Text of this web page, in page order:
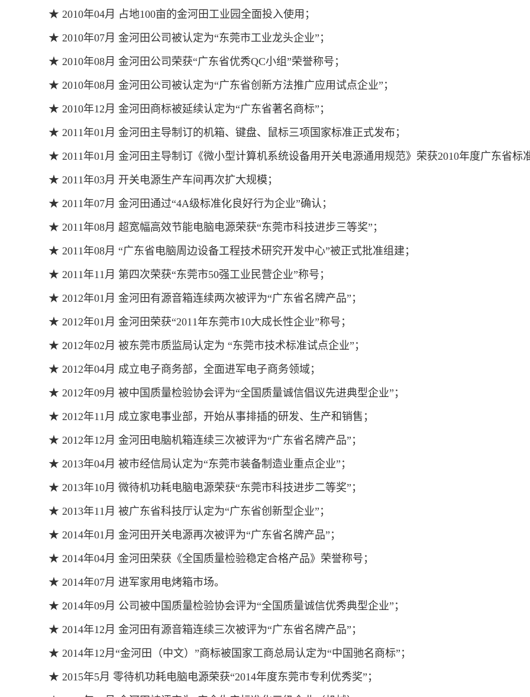
★ 2010年04月 占地100亩的金河田工业园全面投入使用；
★ 2010年07月 金河田公司被认定为“东莞市工业龙头企业”；
★ 2010年08月 金河田公司荣获“广东省优秀QC小组”荣誉称号；
★ 2010年08月 金河田公司被认定为“广东省创新方法推广应用试点企业”；
★ 2010年12月 金河田商标被延续认定为“广东省著名商标”；
★ 2011年01月 金河田主导制订的机箱、键盘、鼠标三项国家标准正式发布；
★ 2011年01月 金河田主导制订《微小型计算机系统设备用开关电源通用规范》荣获2010年度广东省标
★ 2011年03月 开关电源生产车间再次扩大规模；
★ 2011年07月 金河田通过“4A级标准化良好行为企业”确认；
★ 2011年08月 超宽幅高效节能电脑电源荣获“东莞市科技进步三等奖”；
★ 2011年08月 “广东省电脑周边设备工程技术研究开发中心”被正式批准组建；
★ 2011年11月 第四次荣获“东莞市50强工业民营企业”称号；
★ 2012年01月 金河田有源音箱连续两次被评为“广东省名牌产品”；
★ 2012年01月 金河田荣获“2011年东莞市10大成长性企业”称号；
★ 2012年02月 被东莞市质监局认定为 “东莞市技术标准试点企业”；
★ 2012年04月 成立电子商务部，全面进军电子商务领域；
★ 2012年09月 被中国质量检验协会评为“全国质量诚信倡议先进典型企业”；
★ 2012年11月 成立家电事业部，开始从事排插的研发、生产和销售；
★ 2012年12月 金河田电脑机箱连续三次被评为“广东省名牌产品”；
★ 2013年04月 被市经信局认定为“东莞市装备制造业重点企业”；
★ 2013年10月 微待机功耗电脑电源荣获“东莞市科技进步二等奖”；
★ 2013年11月 被广东省科技厅认定为“广东省创新型企业”；
★ 2014年01月 金河田开关电源再次被评为“广东省名牌产品”；
★ 2014年04月 金河田荣获《全国质量检验稳定合格产品》荣誉称号；
★ 2014年07月 进军家用电烤箱市场。
★ 2014年09月 公司被中国质量检验协会评为“全国质量诚信优秀典型企业”；
★ 2014年12月 金河田有源音箱连续三次被评为“广东省名牌产品”；
★ 2014年12月“金河田（中文）”商标被国家工商总局认定为“中国驰名商标”；
★ 2015年5月 零待机功耗电脑电源荣获“2014年度东莞市专利优秀奖”；